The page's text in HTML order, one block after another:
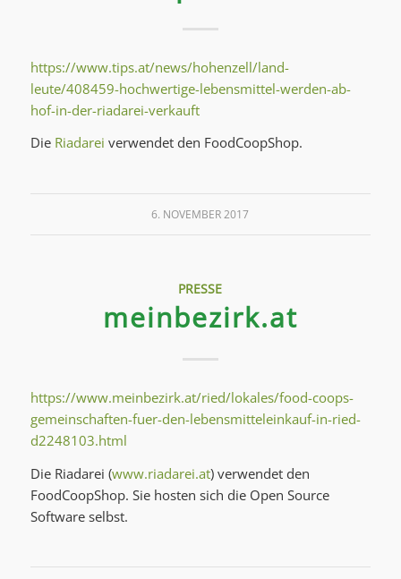
https://www.tips.at/news/hohenzell/land-
leute/408459-hochwertige-lebensmittel-werden-ab-
hof-in-der-riadarei-verkauft
Die Riadarei verwendet den FoodCoopShop.
6. NOVEMBER 2017
PRESSE
meinbezirk.at
https://www.meinbezirk.at/ried/lokales/food-coops-
gemeinschaften-fuer-den-lebensmitteleinkauf-in-ried-
d2248103.html
Die Riadarei (www.riadarei.at) verwendet den
FoodCoopShop. Sie hosten sich die Open Source
Software selbst.